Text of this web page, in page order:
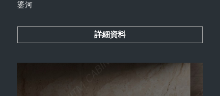
鎏河
詳細資料